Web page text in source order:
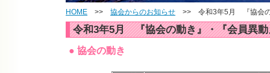
HOME >> 協会からのお知らせ >> 令和3年5月 『協会の
令和3年5月 『協会の動き』・『会員異動
● 協会の動き